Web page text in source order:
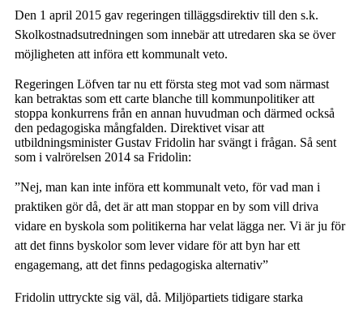
Den 1 april 2015 gav regeringen tilläggsdirektiv till den s.k.
Skolkostnadsutredningen som innebär att utredaren ska se över
möjligheten att införa ett kommunalt veto.
Regeringen Löfven tar nu ett första steg mot vad som närmast
kan betraktas som ett carte blanche till kommunpolitiker att
stoppa konkurrens från en annan huvudman och därmed också
den pedagogiska mångfalden. Direktivet visar att
utbildningsminister Gustav Fridolin har svängt i frågan. Så sent
som i valrörelsen 2014 sa Fridolin:
”Nej, man kan inte införa ett kommunalt veto, för vad man i
praktiken gör då, det är att man stoppar en by som vill driva
vidare en byskola som politikerna har velat lägga ner. Vi är ju för
att det finns byskolor som lever vidare för att byn har ett
engagemang, att det finns pedagogiska alternativ”
Fridolin uttryckte sig väl, då. Miljöpartiets tidigare starka